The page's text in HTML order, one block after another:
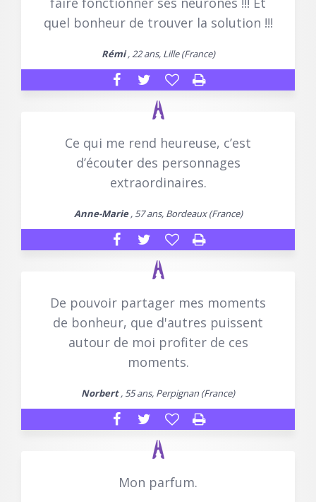
quel bonheur de trouver la solution !!!
Rémi, 22 ans, Lille (France)
Ce qui me rend heureuse, c’est
d’écouter des personnages
extraordinaires.
Anne-Marie, 57 ans, Bordeaux (France)
De pouvoir partager mes moments
de bonheur, que d'autres puissent
autour de moi profiter de ces
moments.
Norbert, 55 ans, Perpignan (France)
Mon parfum.